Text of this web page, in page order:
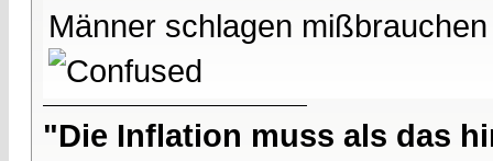
Männer schlagen
"Die Inflation muss als das